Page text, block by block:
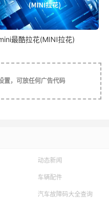
，贴画上的圣诞老人高兴
英文的烫金字写着：圣诞
上了一个个迷你圣诞老人
课桌和椅子都被挪走了，
她和欣花了很大努力才说
。
纸包装的花朵，说：
”我接下颖递给我的礼物，
笑眯眯的继续跟我说：
把它放到书桌上，可以渲
最酷拉花(MINI拉花)
置，可放任何广告代码
动态新闻
车辆配件
汽车故障码大全查询